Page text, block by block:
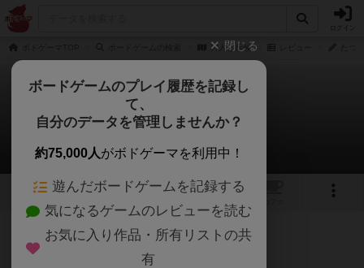
狩人と斥候
狩人と斥候
たつきちさんのレビュー
6 2
55名 0名 0 1年以上前
閉じる
ボードゲームのプレイ履歴を記録し
て、
自分のデータを管理しませんか？
約75,000人がボドゲーマを利用中！
遊んだボードゲームを記録する
気になるゲームのレビューを読む
お気に入り作品・所有リストの共
有